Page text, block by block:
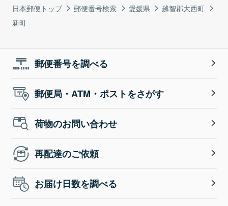
日本郵便トップ 郵便番号検索 愛媛県
越智郡大西町
新町
郵便番号を調べる
郵便局・ATM・ポストをさがす
荷物のお問い合わせ
再配達のご依頼
お届け日数を調べる